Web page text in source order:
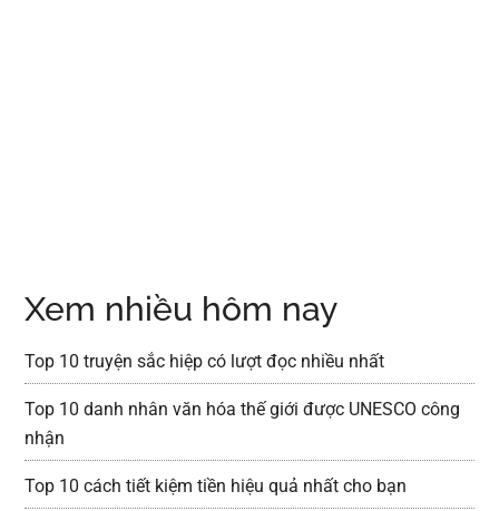
Xem nhiều hôm nay
Top 10 truyện sắc hiệp có lượt đọc nhiều nhất
Top 10 danh nhân văn hóa thế giới được UNESCO công
nhận
Top 10 cách tiết kiệm tiền hiệu quả nhất cho bạn